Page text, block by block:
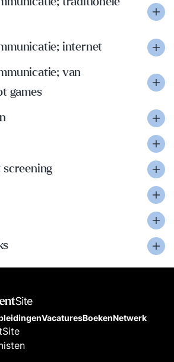
internet
van
games
screening
VacaturesBoekenNetwerk